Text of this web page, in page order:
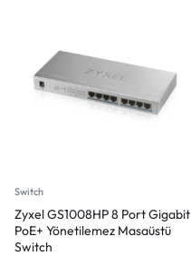
Switch
Zyxel GS1008HP 8 Port Gigabit
PoE+ Yönetilemez Masaüstü
Switch